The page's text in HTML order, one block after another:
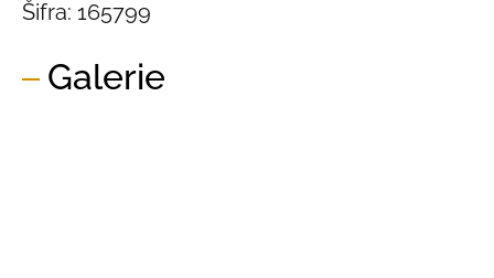
Šifra: 165799
Galerie